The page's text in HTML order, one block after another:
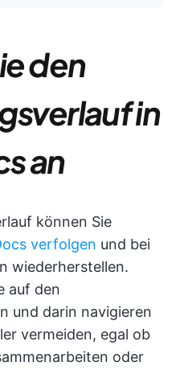
den
in
an
können Sie
verfolgen und bei
wiederherstellen.
auf den
und darin navigieren
vermeiden, egal ob
oder